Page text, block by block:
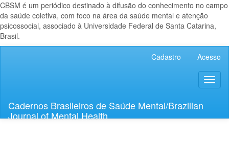
CBSM é um periódico destinado à difusão do conhecimento no campo
da saúde coletiva, com foco na área da saúde mental e atenção
psicossocial, associado à Universidade Federal de Santa Catarina,
Brasil.
Lateral
Cadastro Acesso
Cadernos Brasileiros de Saúde Mental/Brazilian
Journal of Mental Health